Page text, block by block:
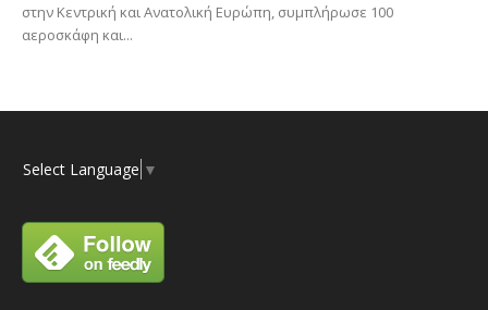
στην Κεντρική και Ανατολική Ευρώπη, συμπλήρωσε 100
αεροσκάφη και...
Select Language ▼